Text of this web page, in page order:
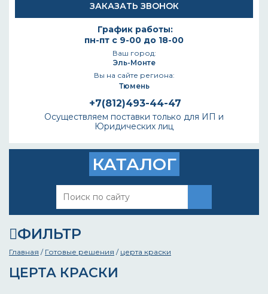
ЗАКАЗАТЬ ЗВОНОК
График работы:
пн-пт с 9-00 до 18-00
Ваш город:
Эль-Монте
Вы на сайте региона:
Тюмень
+7(812)493-44-47
Осуществляем поставки только для ИП и
Юридических лиц
КАТАЛОГ
ФИЛЬТР
Главная / Готовые решения / церта краски
ЦЕРТА КРАСКИ